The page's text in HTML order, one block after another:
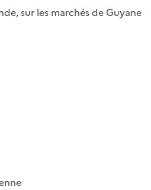
sur les marchés de Guyane